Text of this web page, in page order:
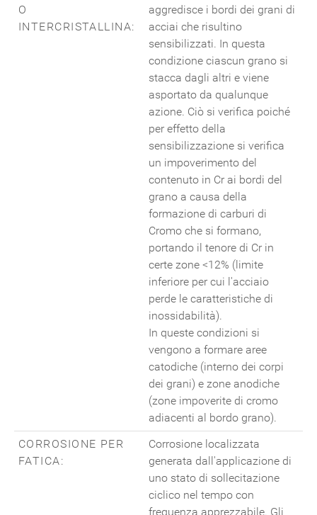
O
INTERCRISTALLINA:
aggredisce i bordi dei grani di
acciai che risultino
sensibilizzati. In questa
condizione ciascun grano si
stacca dagli altri e viene
asportato da qualunque
azione. Ciò si verifica poiché
per effetto della
sensibilizzazione si verifica
un impoverimento del
contenuto in Cr ai bordi del
grano a causa della
formazione di carburi di
Cromo che si formano,
portando il tenore di Cr in
certe zone <12% (limite
inferiore per cui l'acciaio
perde le caratteristiche di
inossidabilità).
In queste condizioni si
vengono a formare aree
catodiche (interno dei corpi
dei grani) e zone anodiche
(zone impoverite di cromo
adiacenti al bordo grano).
CORROSIONE PER
FATICA:
Corrosione localizzata
generata dall'applicazione di
uno stato di sollecitazione
ciclico nel tempo con
frequenza apprezzabile. Gli